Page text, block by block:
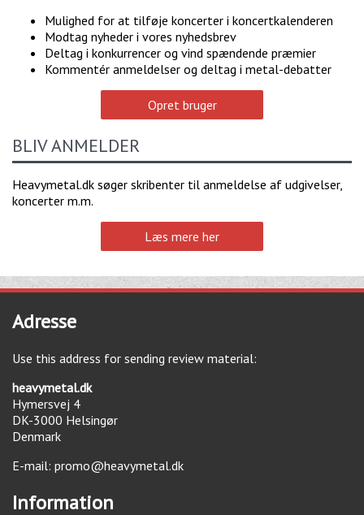
Mulighed for at tilføje koncerter i koncertkalenderen
Modtag nyheder i vores nyhedsbrev
Deltag i konkurrencer og vind spændende præmier
Kommentér anmeldelser og deltag i metal-debatter
Opret bruger
BLIV ANMELDER
Heavymetal.dk søger skribenter til anmeldelse af udgivelser,
koncerter m.m.
Læs mere her
Adresse
Use this address for sending review material:
heavymetal.dk
Hymersvej 4
DK-3000 Helsingør
Denmark
E-mail: promo@heavymetal.dk
Information